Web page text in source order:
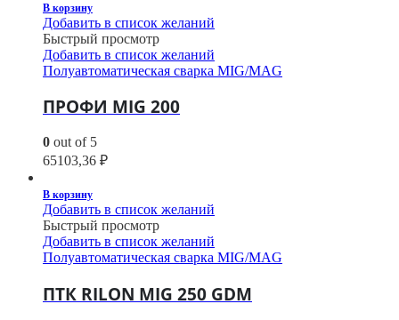
В корзину
Добавить в список желаний
Быстрый просмотр
Добавить в список желаний
Полуавтоматическая сварка MIG/MAG
ПРОФИ MIG 200
0 out of 5
65103,36 ₽
В корзину
Добавить в список желаний
Быстрый просмотр
Добавить в список желаний
Полуавтоматическая сварка MIG/MAG
ПТК RILON MIG 250 GDM